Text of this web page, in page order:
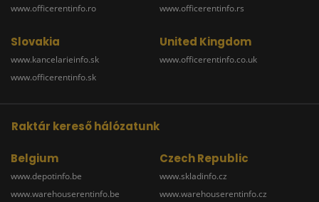
www.officerentinfo.ro
www.officerentinfo.rs
Slovakia
www.kancelarieinfo.sk
www.officerentinfo.sk
United Kingdom
www.officerentinfo.co.uk
Raktár kereső hálózatunk
Belgium
www.depotinfo.be
www.warehouserentinfo.be
Czech Republic
www.skladinfo.cz
www.warehouserentinfo.cz